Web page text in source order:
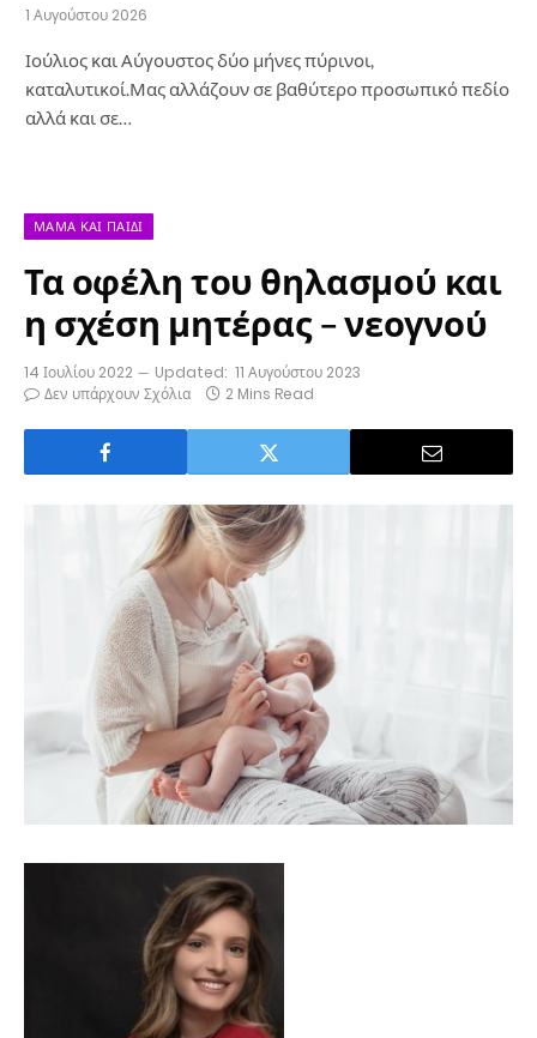
1 Αυγούστου 2026
Ιούλιος και Αύγουστος δύο μήνες πύρινοι,
καταλυτικοί.Μας αλλάζουν σε βαθύτερο προσωπικό πεδίο
αλλά και σε…
ΜΑΜΆ ΚΑΙ ΠΑΙΔΊ
Τα οφέλη του θηλασμού και
η σχέση μητέρας – νεογνού
14 Ιουλίου 2022 Updated: 11 Αυγούστου 2023
Δεν υπάρχουν Σχόλια
2 Mins Read